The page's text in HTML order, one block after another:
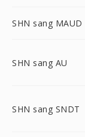
SHN sang MAUD
SHN sang AU
SHN sang SNDT